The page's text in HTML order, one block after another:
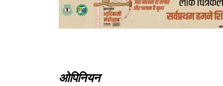
ओपिनियन